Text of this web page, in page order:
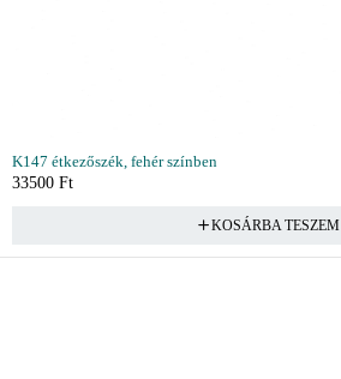
K147 étkezőszék, fehér színben
33500 Ft
KOSÁRBA TESZEM